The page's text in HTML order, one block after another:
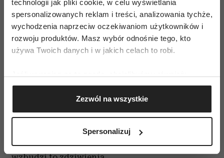
technologii jak pliki cookie, w celu wyświetlania
spersonalizowanych reklam i treści, analizowania tychże,
wychodzenia naprzeciw oczekiwaniom użytkowników i
rozwoju produktów. Masz wybór odnośnie tego, kto
używa Twoich danych i w jakich celach to robi.
Gromadzić dane dotyczące Twojej lokalizacji
geograficznej z dokładnością nawet do kilku metrów
Identyfikować Twoje urządzenie, aktywnie
(fingerprinting, czyli wirtualny odcisk palca)
Zezwól na wszystkie
Spersonalizuj
Przyczyn chorób będących zmorami naszych
czasów - takich jak choroby serca, nowotwory -
czydepresji upatrujemy na przykład nie tylko w
gwałtownych zmianach, które zachodzą w
otoczeniu (systemie). Wszystko jest ze sobą
połączone. Wówczas na pytanie: „Jakim nurtem
pracujesz?”, jeśli w ogóle się ono pojawi, będzie
można odpowiedzieć: „Wszystkimi” i nie